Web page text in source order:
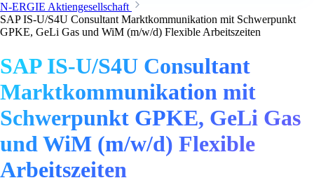
N-ERGIE Aktiengesellschaft
SAP IS-U/S4U Consultant Marktkommunikation mit Schwerpunkt
GPKE, GeLi Gas und WiM (m/w/d) Flexible Arbeitszeiten
SAP IS-U/S4U Consultant
Marktkommunikation mit
Schwerpunkt GPKE, GeLi Gas
und WiM (m/w/d) Flexible
Arbeitszeiten